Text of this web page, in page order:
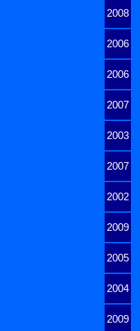
2008
2006
2006
2007
2003
2007
2002
2009
2005
2004
2009